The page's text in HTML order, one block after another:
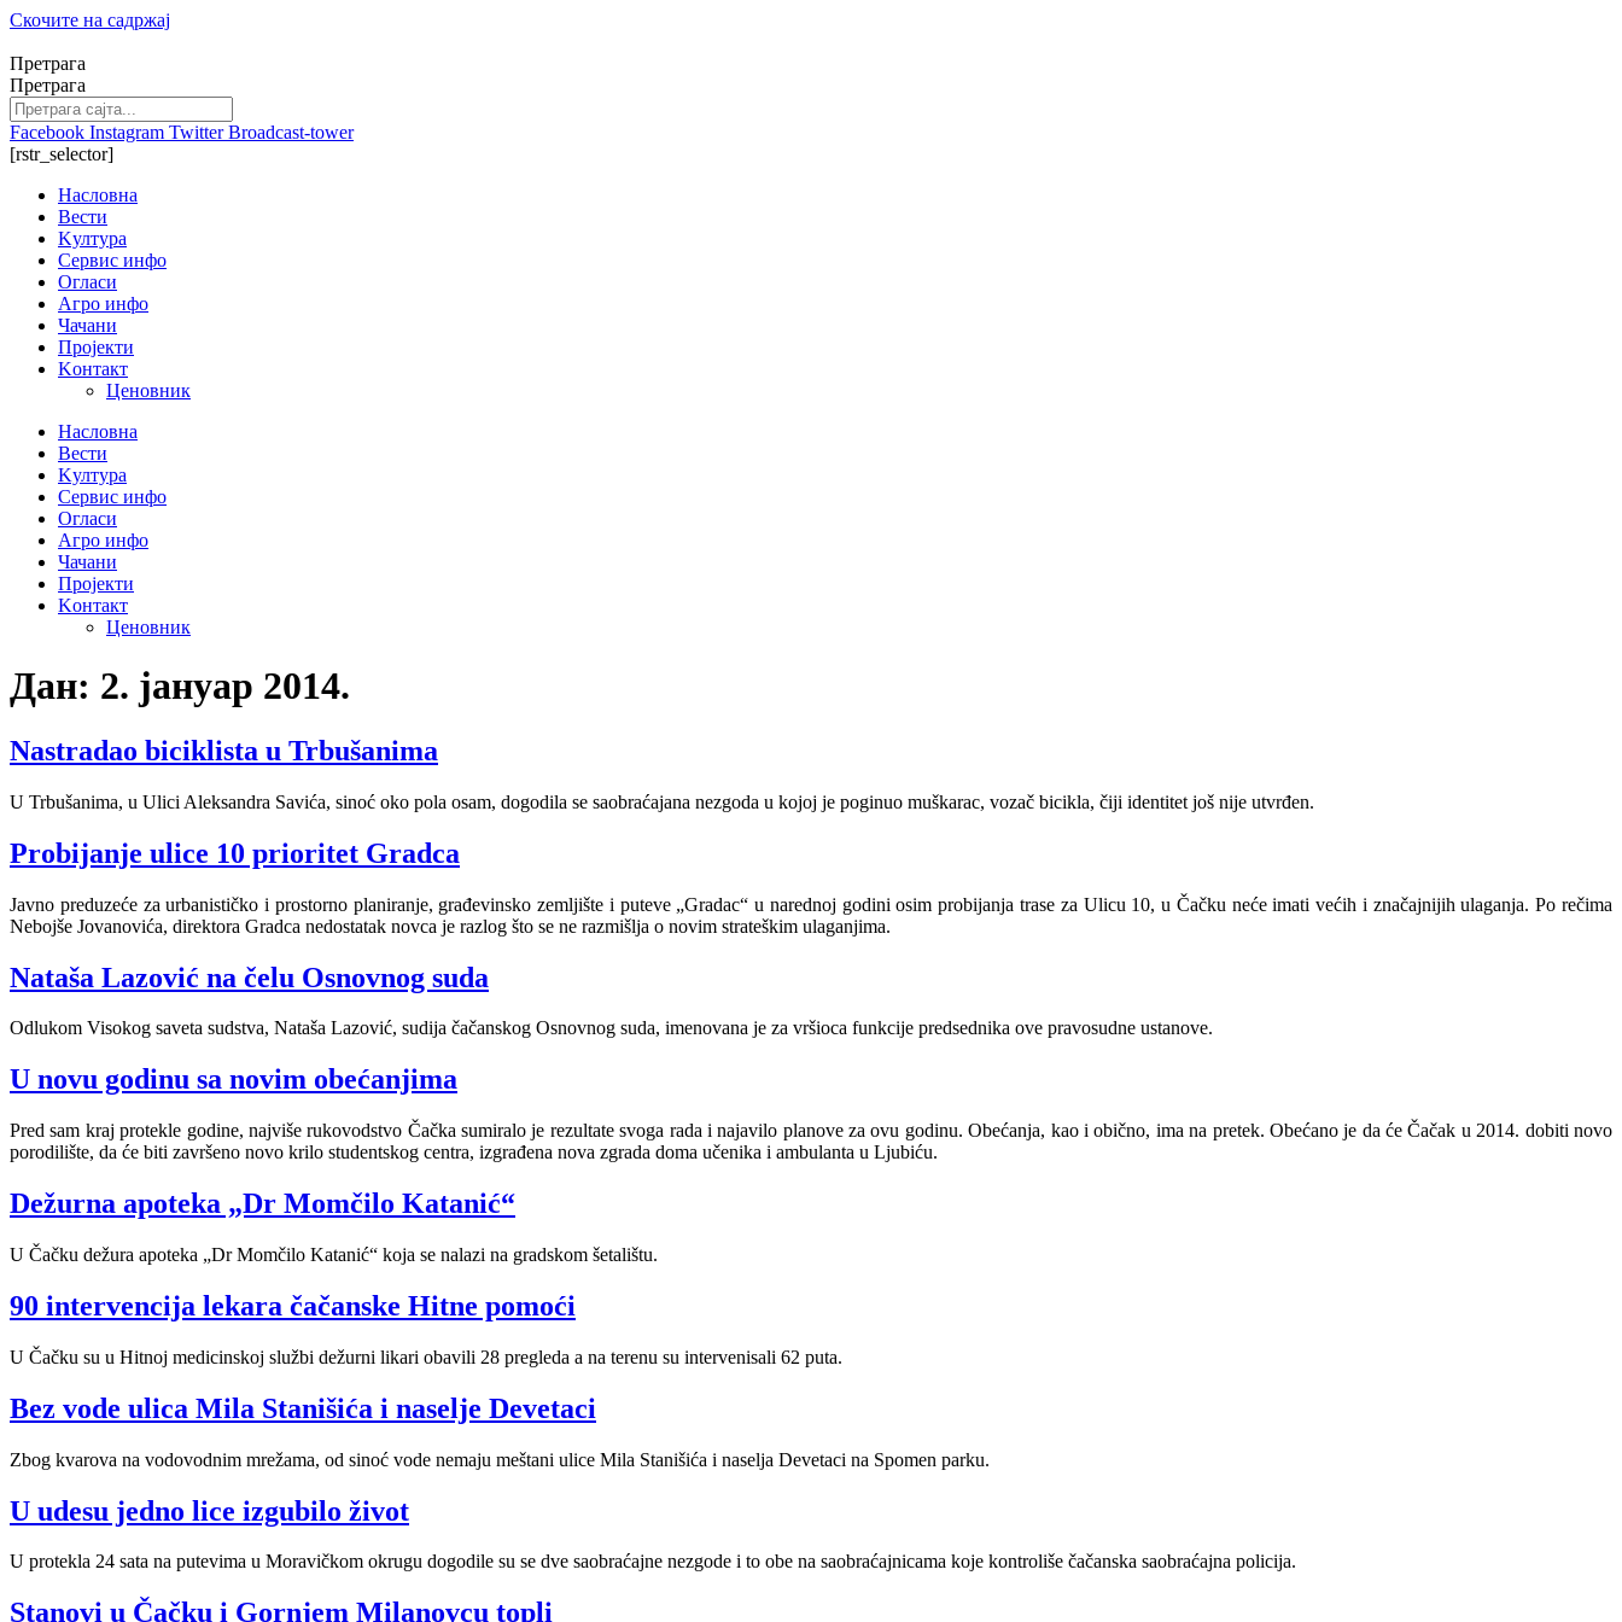
Скочите на садржај
Претрага
Претрага
Facebook Instagram Twitter Broadcast-tower
[rstr_selector]
Насловна
Вести
Kултура
Сервис инфо
Огласи
Агро инфо
Чачани
Пројекти
Kонтакт
Ценовник
Насловна
Вести
Kултура
Сервис инфо
Огласи
Агро инфо
Чачани
Пројекти
Kонтакт
Ценовник
Дан: 2. јануар 2014.
Nastradao biciklista u Trbušanima
U Trbušanima, u Ulici Aleksandra Savića, sinoć oko pola osam, dogodila se saobraćajana nezgoda u kojoj je poginuo muškarac, vozač bicikla, čiji identitet još nije utvrđen.
Probijanje ulice 10 prioritet Gradca
Javno preduzeće za urbanističko i prostorno planiranje, građevinsko zemljište i puteve „Gradac“ u narednoj godini osim probijanja trase za Ulicu 10, u Čačku neće imati većih i značajnijih ulaganja. Po rečima
Nebojše Jovanovića, direktora Gradca nedostatak novca je razlog što se ne razmišlja o novim strateškim ulaganjima.
Nataša Lazović na čelu Osnovnog suda
Odlukom Visokog saveta sudstva, Nataša Lazović, sudija čačanskog Osnovnog suda, imenovana je za vršioca funkcije predsednika ove pravosudne ustanove.
U novu godinu sa novim obećanjima
Pred sam kraj protekle godine, najviše rukovodstvo Čačka sumiralo je rezultate svoga rada i najavilo planove za ovu godinu. Obećanja, kao i obično, ima na pretek. Obećano je da će Čačak u 2014. dobiti novo
porodilište, da će biti završeno novo krilo studentskog centra, izgrađena nova zgrada doma učenika i ambulanta u Ljubiću.
Dežurna apoteka „Dr Momčilo Katanić“
U Čačku dežura apoteka „Dr Momčilo Katanić“ koja se nalazi na gradskom šetalištu.
90 intervencija lekara čačanske Hitne pomoći
U Čačku su u Hitnoj medicinskoj službi dežurni likari obavili 28 pregleda a na terenu su intervenisali 62 puta.
Bez vode ulica Mila Stanišića i naselje Devetaci
Zbog kvarova na vodovodnim mrežama, od sinoć vode nemaju meštani ulice Mila Stanišića i naselja Devetaci na Spomen parku.
U udesu jedno lice izgubilo život
U protekla 24 sata na putevima u Moravičkom okrugu dogodile su se dve saobraćajne nezgode i to obe na saobraćajnicama koje kontroliše čačanska saobraćajna policija.
Stanovi u Čačku i Gornjem Milanovcu topli